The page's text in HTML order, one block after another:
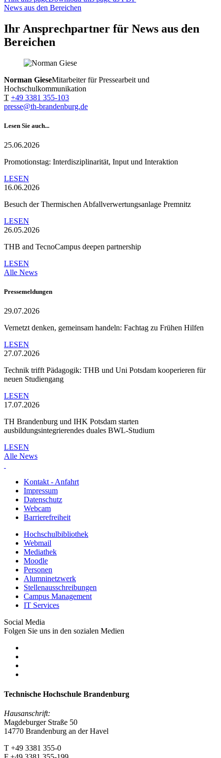
News aus den Bereichen
Ihr Ansprechpartner für News aus den
Bereichen
Norman GieseMitarbeiter für Pressearbeit und
Hochschulkommunikation
T +49 3381 355-103
presse@th-brandenburg.de
Lesen Sie auch...
25.06.2026
Promotionstag: Interdisziplinarität, Input und Interaktion
LESEN
16.06.2026
Besuch der Thermischen Abfallverwertungsanlage Premnitz
LESEN
26.05.2026
THB and TecnoCampus deepen partnership
LESEN
Alle News
Pressemeldungen
29.07.2026
Vernetzt denken, gemeinsam handeln: Fachtag zu Frühen Hilfen
LESEN
27.07.2026
Technik trifft Pädagogik: THB und Uni Potsdam kooperieren für
neuen Studiengang
LESEN
17.07.2026
TH Brandenburg und IHK Potsdam starten
ausbildungsintegrierendes duales BWL-Studium
LESEN
Alle News
Kontakt - Anfahrt
Impressum
Datenschutz
Webcam
Barrierefreiheit
Hochschulbibliothek
Webmail
Mediathek
Moodle
Personen
Alumninetzwerk
Stellenausschreibungen
Campus Management
IT Services
Social Media
Folgen Sie uns in den sozialen Medien
Technische Hochschule Brandenburg
Hausanschrift:
Magdeburger Straße 50
14770 Brandenburg an der Havel
T +49 3381 355-0